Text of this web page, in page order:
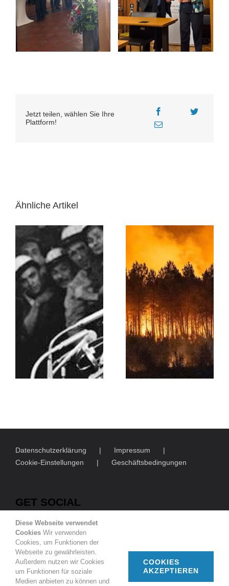
Jetzt teilen, wählen Sie Ihre
Plattform!
Ähnliche Artikel
Datenschutzerklärung
Impressum
Cookie-Einstellungen
Geschäftsbedingungen
GET SOCIAL
© Copyright2026 | Deutsch-Französische Gesellschaft
Diese Webseite verwendet
Cookies Wir verwenden
Cookies, um Funktionen der
Webseite zu gewährleisten.
Außerdem nutzen wir Cookies
um Funktionen für soziale
Medien anbieten zu können und
COOKIES
AKZEPTIEREN